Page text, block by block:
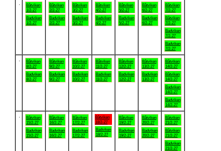
Båtviken
1/2-27
Badviken
1/2-27
Båtviken
2/2-27
Badviken
2/2-27
Båtviken
3/2-27
Badviken
3/2-27
Båtviken
4/2-27
Badviken
4/2-27
Båtviken
5/2-27
Badviken
5/2-27
Båtviken
6/2-27
Badviken
6/2-27
Båtviken
7/2-27
Båtviken
7/2-27
Badviken
7/2-27
Badviken
7/2-27
Båtviken
8/2-27
Badviken
8/2-27
Båtviken
9/2-27
Badviken
9/2-27
Båtviken
10/2-27
Badviken
10/2-27
Båtviken
11/2-27
Badviken
11/2-27
Båtviken
12/2-27
Badviken
12/2-27
Båtviken
13/2-27
Badviken
13/2-27
Båtviken
14/2-27
Båtviken
14/2-27
Badviken
14/2-27
Badviken
14/2-27
Båtviken
15/2-27
Badviken
15/2-27
Båtviken
16/2-27
Badviken
16/2-27
Båtviken
17/2-27
Badviken
17/2-27
Båtviken
18/2-27
Badviken
18/2-27
Båtviken
19/2-27
Badviken
19/2-27
Båtviken
20/2-27
Badviken
20/2-27
Båtviken
21/2-27
Båtviken
21/2-27
Badviken
21/2-27